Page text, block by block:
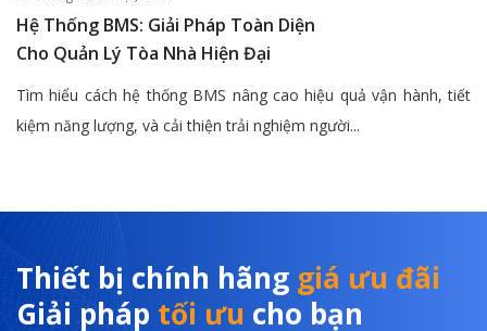
Hệ Thống BMS: Giải Pháp Toàn Diện
Cho Quản Lý Tòa Nhà Hiện Đại
Tìm hiểu cách hệ thống BMS nâng cao hiệu quả vận hành, tiết
kiệm năng lượng, và cải thiện trải nghiệm người...
Thiết bị chính hãng giá ưu đãi
Giải pháp tối ưu cho bạn